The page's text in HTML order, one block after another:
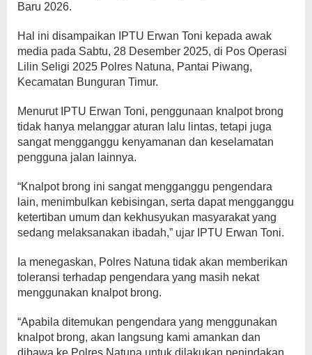
Baru 2026.
Hal ini disampaikan IPTU Erwan Toni kepada awak
media pada Sabtu, 28 Desember 2025, di Pos Operasi
Lilin Seligi 2025 Polres Natuna, Pantai Piwang,
Kecamatan Bunguran Timur.
Menurut IPTU Erwan Toni, penggunaan knalpot brong
tidak hanya melanggar aturan lalu lintas, tetapi juga
sangat mengganggu kenyamanan dan keselamatan
pengguna jalan lainnya.
“Knalpot brong ini sangat mengganggu pengendara
lain, menimbulkan kebisingan, serta dapat mengganggu
ketertiban umum dan kekhusyukan masyarakat yang
sedang melaksanakan ibadah,” ujar IPTU Erwan Toni.
Ia menegaskan, Polres Natuna tidak akan memberikan
toleransi terhadap pengendara yang masih nekat
menggunakan knalpot brong.
“Apabila ditemukan pengendara yang menggunakan
knalpot brong, akan langsung kami amankan dan
dibawa ke Polres Natuna untuk dilakukan penindakan